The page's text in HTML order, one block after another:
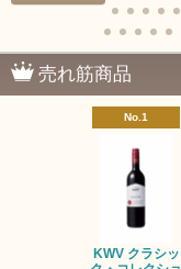
売れ筋商品
No.1
KWV クラシッ